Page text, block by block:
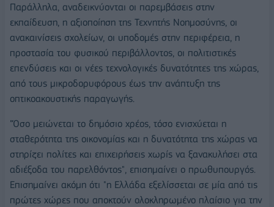
Παράλληλα, αναδεικνύονται οι παρεμβάσεις στην
εκπαίδευση, η αξιοποίηση της Τεχνητής Νοημοσύνης, οι
ανακαινίσεις σχολείων, οι υποδομές στην περιφέρεια, η
προστασία του φυσικού περιβάλλοντος, οι πολιτιστικές
επενδύσεις και οι νέες τεχνολογικές δυνατότητες της χώρας,
από τους μικροδορυφόρους έως την ανάπτυξη της
οπτικοακουστικής παραγωγής.
"Όσο μειώνεται το δημόσιο χρέος, τόσο ενισχύεται η
σταθερότητα της οικονομίας και η δυνατότητα της χώρας να
στηρίζει πολίτες και επιχειρήσεις χωρίς να ξανακυλήσει στα
αδιέξοδα του παρελθόντος", επισημαίνει ο πρωθυπουργός.
Επισημαίνει ακόμη ότι "η Ελλάδα εξελίσσεται σε μία από τις
πρώτες χώρες που αποκτούν ολοκληρωμένο πλαίσιο για την